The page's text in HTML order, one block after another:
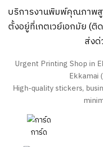
บริการงานพิมพ์คุณภาพสู
ตั้งอยู่ที่เกตเวย์เอกมัย (
ส่งด่
Urgent Printing Shop in
Ekkamai
High-quality stickers,
การ์ด